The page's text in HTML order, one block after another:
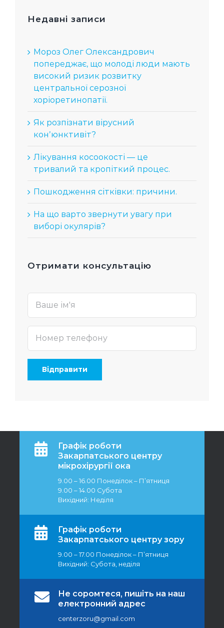
Недавні записи
Мороз Олег Олександрович
попереджає, що молоді люди мають
високий ризик розвитку
центральної серозної
хоріоретинопатії.
Як розпізнати вірусний
конʼюнктивіт?
Лікування косоокості — це
тривалий та кропіткий процес.
Пошкодження сітківки: причини.
На що варто звернути увагу при
виборі окулярів?
Отримати консультацію
Графік роботи
Закарпатського центру
мікрохірургії ока
9.00 – 16.00 Понеділок – П’ятниця
9.00 – 14.00 Субота
Вихідний: Неділя
Графік роботи
Закарпатського центру зору
9.00 – 17.00 Понеділок – П’ятниця
Вихідний: Субота, неділя
Не соромтеся, пишіть на наш
електронний адрес
centerzoru@gmail.com